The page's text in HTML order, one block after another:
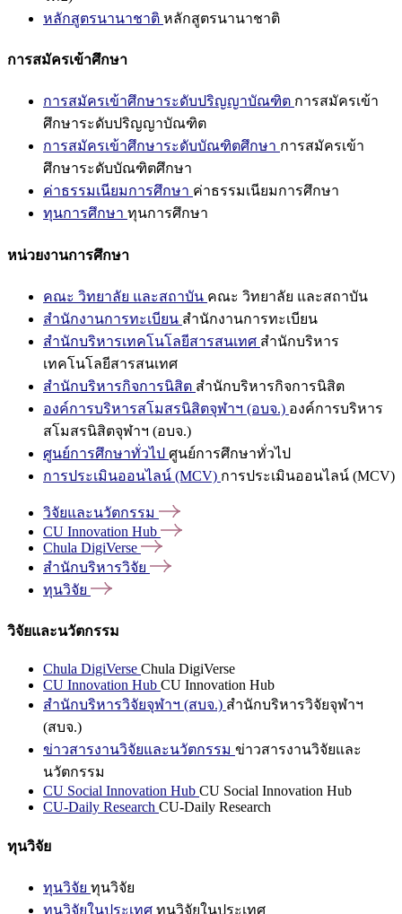
หลักสูตรนานาชาติ หลักสูตรนานาชาติ
การสมัครเข้าศึกษา
การสมัครเข้าศึกษาระดับปริญญาบัณฑิต การสมัครเข้า
ศึกษาระดับปริญญาบัณฑิต
การสมัครเข้าศึกษาระดับบัณฑิตศึกษา การสมัครเข้า
ศึกษาระดับบัณฑิตศึกษา
ค่าธรรมเนียมการศึกษา ค่าธรรมเนียมการศึกษา
ทุนการศึกษา ทุนการศึกษา
หน่วยงานการศึกษา
คณะ วิทยาลัย และสถาบัน คณะ วิทยาลัย และสถาบัน
สำนักงานการทะเบียน สำนักงานการทะเบียน
สำนักบริหารเทคโนโลยีสารสนเทศ สำนักบริหาร
เทคโนโลยีสารสนเทศ
สำนักบริหารกิจการนิสิต สำนักบริหารกิจการนิสิต
องค์การบริหารสโมสรนิสิตจุฬาฯ (อบจ.) องค์การบริหาร
สโมสรนิสิตจุฬาฯ (อบจ.)
ศูนย์การศึกษาทั่วไป ศูนย์การศึกษาทั่วไป
การประเมินออนไลน์ (MCV) การประเมินออนไลน์ (MCV)
วิจัยและนวัตกรรม
CU Innovation Hub
Chula DigiVerse
สำนักบริหารวิจัย
ทุนวิจัย
วิจัยและนวัตกรรม
Chula DigiVerse Chula DigiVerse
CU Innovation Hub CU Innovation Hub
สำนักบริหารวิจัยจุฬาฯ (สบจ.) สำนักบริหารวิจัยจุฬาฯ
(สบจ.)
ข่าวสารงานวิจัยและนวัตกรรม ข่าวสารงานวิจัยและ
นวัตกรรม
CU Social Innovation Hub CU Social Innovation Hub
CU-Daily Research CU-Daily Research
ทุนวิจัย
ทุนวิจัย ทุนวิจัย
ทุนวิจัยในประเทศ ทุนวิจัยในประเทศ